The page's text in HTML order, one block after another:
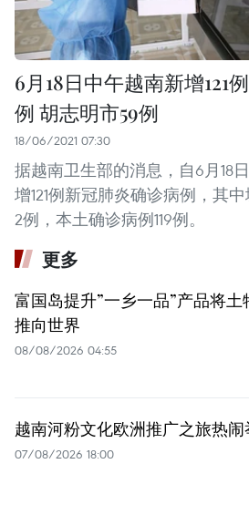
6月18日中午越南新增121
例 胡志明市59例
18/06/2021 07:30
据越南卫生部的消息，自6月18
增121例新冠肺炎确诊病例，其
2例，本土确诊病例119例。
更多
富国岛提升”一乡一品”产品将土
推向世界
08/08/2026 04:55
越南河粉文化欧洲推广之旅热闹
07/08/2026 18:00